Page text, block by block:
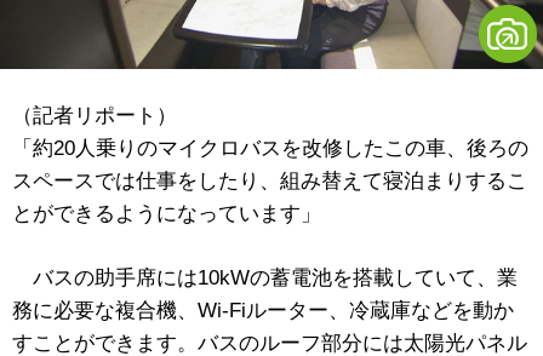
（記者リポート）
「約20人乗りのマイクロバスを改修したこの車、後ろの
スペースでは仕事をしたり、組み替えて寝泊まりするこ
とができるようになっています」
バスの助手席には10kWの蓄電池を搭載していて、業
務に必要な複合機、Wi-Fiルーター、冷蔵庫などを動か
すことができます。バスのルーフ部分には太陽光パネル